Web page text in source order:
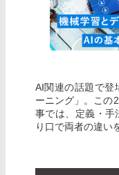
AI関連の話題で登
ーニング」。この
事では、定義・手
り口で両者の違い